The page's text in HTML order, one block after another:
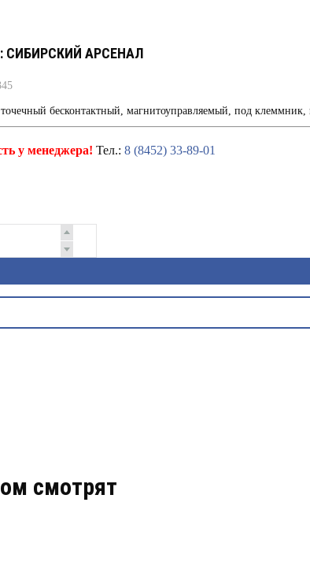
СИБИРСКИЙ АРСЕНАЛ
бесконтактный, магнитоуправляемый, под
у менеджера! Тел.: 8 (8452) 33-89-01
смотрят